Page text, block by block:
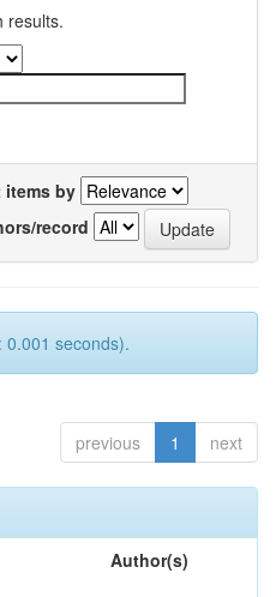
results.
items by
record
0.001 seconds).
previous 1 next
Author(s)